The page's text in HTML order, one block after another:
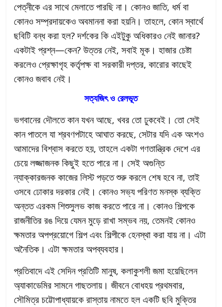
পেত্নীকে এর সাথে মেলাতে পারছি না। কোনও জাতি, ধর্ম বা
কোনও সম্প্রদায়কেও অবমাননা করা হয়নি। তাহলে, কোন স্বার্থে
ছবিটি বন্ধ করা হল? দর্শকের কি এইটুকু অধিকারও নেই জানার?
একটাই প্রশ্ন—কেন? উত্তর নেই, সবাই মূক। হাজার চেষ্টা
করলেও প্রেক্ষাগৃহ কর্তৃপক্ষ বা সরকারী দপ্তর, কারোর কাছেই
কোনও জবাব নেই।
সত্যজিৎ ও রেলভূত
ভগবানের দৌলতে কান যখন আছে, খবর তো ঢুকবেই। তো সেই
কান পাতলে যা শ্রবণপটাহে আঘাত করছে, সেটার যদি এক অংশও
আমাদের বিশ্বাস করতে হয়, তাহলে একটা গণতান্ত্রিক দেশে এর
চেয়ে লজ্জাজনক কিছুই হতে পারে না। সেই অগুন্তি
ন্যাক্কারজনক কাজের লিস্ট পড়তে শুরু করলে শেষ হবে না, তাই
ওসবে ঢোকার দরকার নেই। কোনও সভ্য পরিণত মনস্ক ব্যক্তি
অন্তত এরকম শিশুসুলভ কাজ করতে পারে না। কোনও শিল্পকে
রাজনীতির রঙ দিয়ে যেমন মুড়ে রাখা সম্ভব নয়, তেমনই কোনও
ক্ষমতার অপপ্রয়োগে শিল্প এবং শিল্পীকে হেনস্থা করা যায় না। এটা
অনৈতিক। এটা ক্ষমতার অপব্যবহার।
প্রতিবাদে এই সেদিন প্রতিটি মানুষ, কলাকুশলী জমা হয়েছিলেন
অ্যাকাডেমির সামনে গাছতলায়। জীবনে বোধহয় প্রথমবার,
সৌমিত্র চট্টোপাধ্যায়কে রাস্তায় নামতে হল একটি ছবি মুক্তির